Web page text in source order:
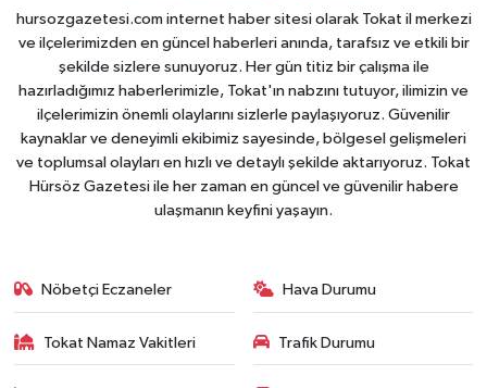
hursozgazetesi.com internet haber sitesi olarak Tokat il merkezi
ve ilçelerimizden en güncel haberleri anında, tarafsız ve etkili bir
şekilde sizlere sunuyoruz. Her gün titiz bir çalışma ile
hazırladığımız haberlerimizle, Tokat'ın nabzını tutuyor, ilimizin ve
ilçelerimizin önemli olaylarını sizlerle paylaşıyoruz. Güvenilir
kaynaklar ve deneyimli ekibimiz sayesinde, bölgesel gelişmeleri
ve toplumsal olayları en hızlı ve detaylı şekilde aktarıyoruz. Tokat
Hürsöz Gazetesi ile her zaman en güncel ve güvenilir habere
ulaşmanın keyfini yaşayın.
Nöbetçi Eczaneler Hava Durumu
Tokat Namaz Vakitleri Trafik Durumu